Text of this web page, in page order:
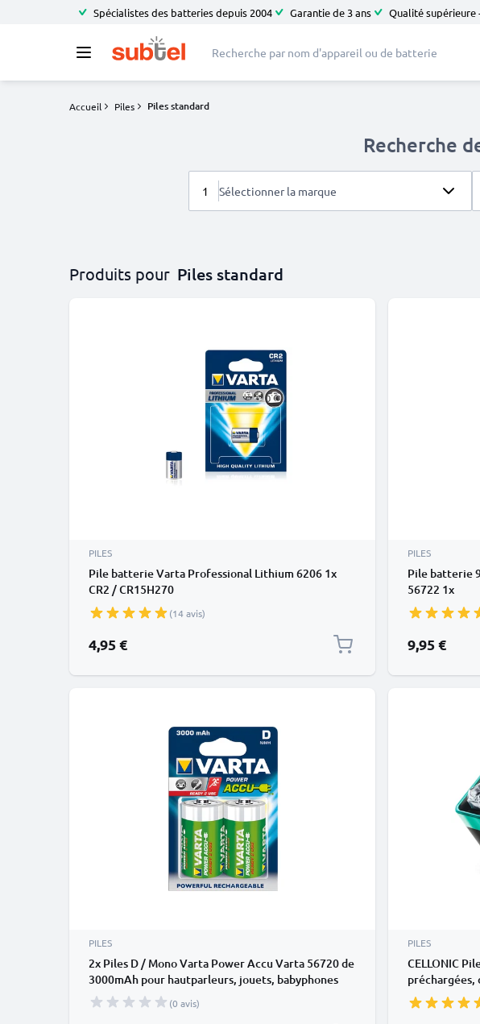
Spécialistes des batteries depuis 2004 Garantie de 3 ans Qualité supérieure
Accueil Piles Piles standard
Recherche
1 Sélectionner la marque
Produits pour Piles standard
PILES
Pile batterie Varta Professional Lithium 6206 1x
CR2 / CR15H270
(14 avis)
4,95 €
PILES
Pile batterie
56722 1x
9,95 €
PILES
2x Piles D / Mono Varta Power Accu Varta 56720 de
3000mAh pour hautparleurs, jouets, babyphones
(0 avis)
PILES
CELLONIC
préchargées,
6LR61 / AM-
fumée,